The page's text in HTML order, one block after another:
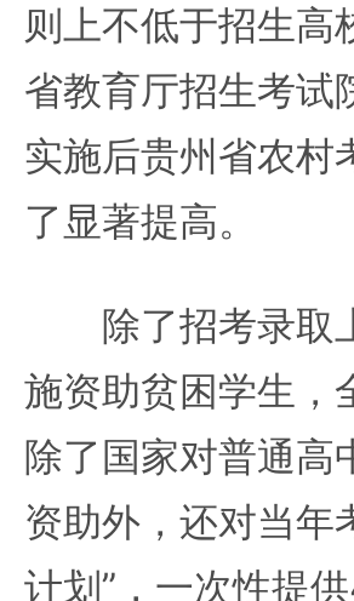
则上不低于招生高
省教育厅招生考试
实施后贵州省农村
了显著提高。
除了招考录取上
施资助贫困学生，
除了国家对普通高
资助外，还对当年
计划”，一次性提